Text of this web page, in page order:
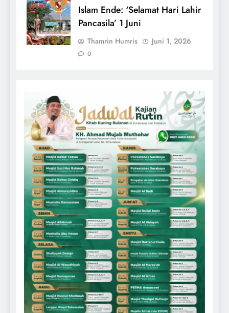
Islam Ende: ‘Selamat Hari Lahir
Pancasila’ 1 Juni
Thamrin Humris Juni 1, 2026
0